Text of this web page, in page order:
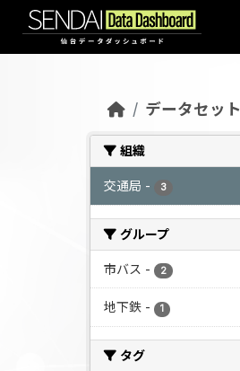
Skip to main content
データセット
組織
交通局 - 3
グループ
市バス - 2
地下鉄 - 1
タグ